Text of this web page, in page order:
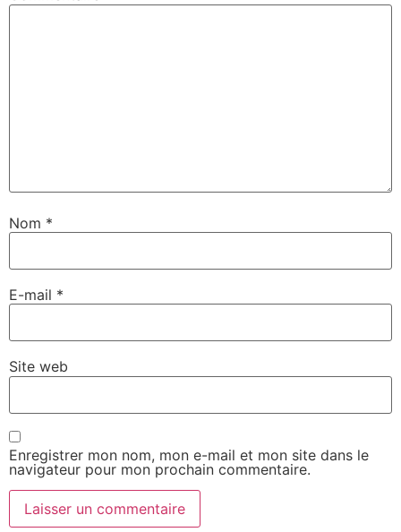
Nom *
E-mail *
Site web
Enregistrer mon nom, mon e-mail et mon site dans le
navigateur pour mon prochain commentaire.